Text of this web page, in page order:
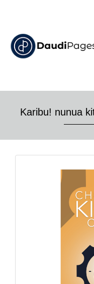
Karibu! nunua